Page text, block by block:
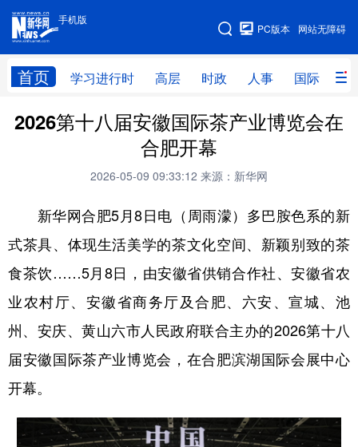
手机版
网站无障碍
PC版本
首页 学习进行时 高层 时政 人事 国际 财
手机版
网站地图
学习进行时 高层 时政 人事
财经 网评
全球连线
科技 科创 量子 体育
文化 书画 健康 军事
法律 中央文件 金融 汽车
食品 人居 信息化 数字经济
学术中国
城市 旅游 能源 会展
2026第十八届安徽国际茶产业博览会在
合肥开幕
2026-05-09 09:33:12 来源：新华网
新华网合肥5月8日电（周雨濛）多巴胺色系的新
式茶具、体现生活美学的茶文化空间、新颖别致的茶
食茶饮……5月8日，由安徽省供销合作社、安徽省农
业农村厅、安徽省商务厅及合肥、六安、宣城、池
州、安庆、黄山六市人民政府联合主办的2026第十八
届安徽国际茶产业博览会，在合肥滨湖国际会展中心
开幕。